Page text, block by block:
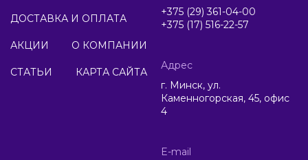
ДОСТАВКА И ОПЛАТА
АКЦИИ О КОМПАНИИ
СТАТЬИ КАРТА САЙТА
+375 (29) 361-04-00
+375 (17) 516-22-57
Адрес
г. Минск, ул.
Каменногорская, 45, офис
4
E-mail